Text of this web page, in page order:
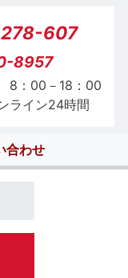
607
8957
：00－18：00
ライン24時間
合わせ